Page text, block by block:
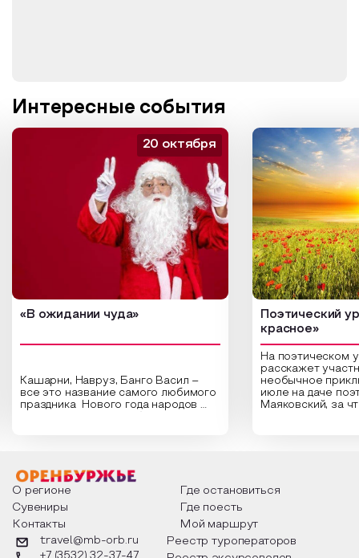
Интересные события
«В ожидании чуда»
Кашарни, Навруз, Банго Васил –
все это название самого любимого
праздника Нового года народов
о том, как встречают новый год в
разных уголках страны, какие
обряды совершают на удачу и
благополучие, в чем схожи и
различаются традиции. Кто такой
Дед Мороз и откуда он пришел, как
его называют в разных уголках
20 октября
Поэтический
красное»
На поэтическом
расскажет
необычное
июле на даче
Маяковский, за
Твардовского и
каждой строчке
восхищение
О регионе
Где остановиться
Сувениры
Где поесть
Контакты
Мой маршрут
travel@mb-orb.ru
Реестр туроператоров